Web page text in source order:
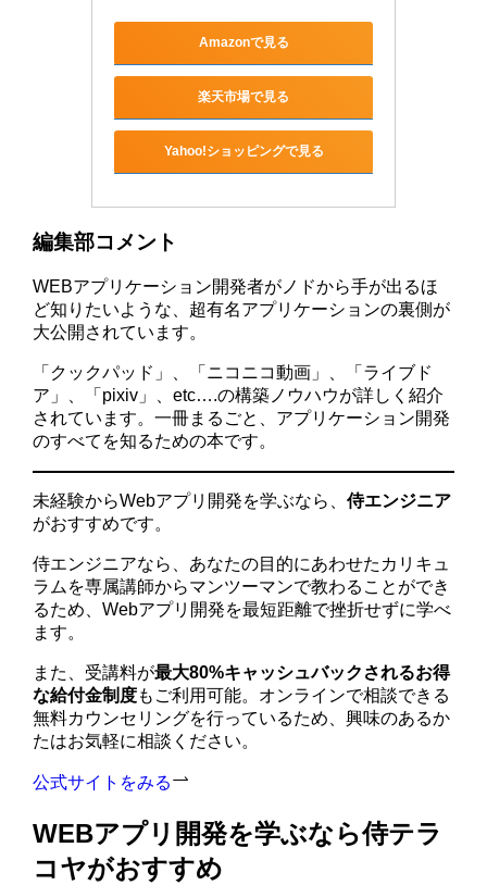
Amazonで見る
楽天市場で見る
Yahoo!ショッピングで見る
編集部コメント
WEBアプリケーション開発者がノドから手が出るほ
ど知りたいような、超有名アプリケーションの裏側が
大公開されています。
「クックパッド」、「ニコニコ動画」、「ライブド
ア」、「pixiv」、etc….の構築ノウハウが詳しく紹介
されています。一冊まるごと、アプリケーション開発
のすべてを知るための本です。
未経験からWebアプリ開発を学ぶなら、侍エンジニア
がおすすめです。
侍エンジニアなら、あなたの目的にあわせたカリキュ
ラムを専属講師からマンツーマンで教わることができ
るため、Webアプリ開発を最短距離で挫折せずに学べ
ます。
また、受講料が最大80%キャッシュバックされるお得
な給付金制度もご利用可能。オンラインで相談できる
無料カウンセリングを行っているため、興味のあるか
たはお気軽に相談ください。
公式サイトをみる
WEBアプリ開発を学ぶなら侍テラ
コヤがおすすめ